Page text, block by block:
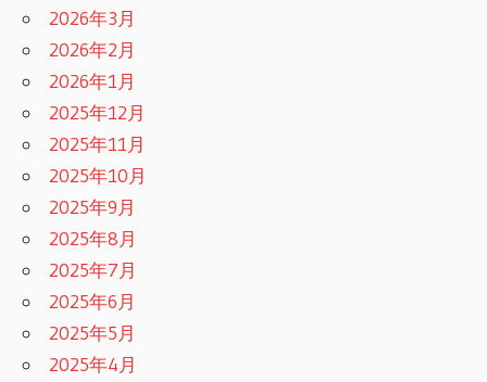
2026年3月
2026年2月
2026年1月
2025年12月
2025年11月
2025年10月
2025年9月
2025年8月
2025年7月
2025年6月
2025年5月
2025年4月